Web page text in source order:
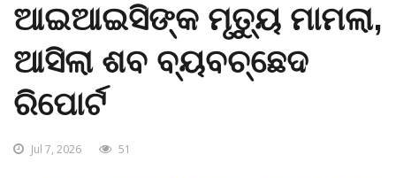
ଆଇଆଇସିଙ୍କ ମୃତ୍ୟୁ ମାମଲା,
ଆସିଲା ଶବ ବ୍ୟବଚ୍ଛେଦ
ରିପୋର୍ଟ
Jul 7, 2026 51